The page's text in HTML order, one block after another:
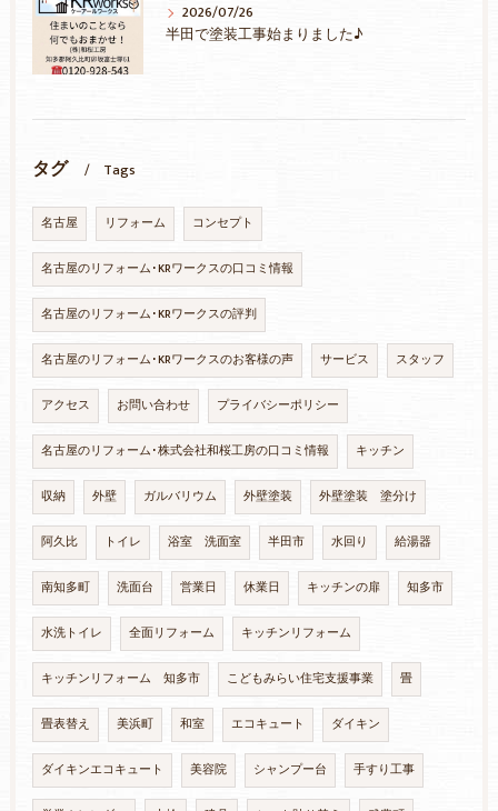
2026/07/26
半田で塗装工事始まりました♪
タグ Tags
名古屋 リフォーム コンセプト
名古屋のリフォーム･KRワークスの口コミ情報
名古屋のリフォーム･KRワークスの評判
名古屋のリフォーム･KRワークスのお客様の声 サービス スタッフ
アクセス お問い合わせ プライバシーポリシー
名古屋のリフォーム･株式会社和桜工房の口コミ情報 キッチン
収納 外壁 ガルバリウム 外壁塗装 外壁塗装 塗分け
阿久比 トイレ 浴室 洗面室 半田市 水回り 給湯器
南知多町 洗面台 営業日 休業日 キッチンの扉 知多市
水洗トイレ 全面リフォーム キッチンリフォーム
キッチンリフォーム 知多市 こどもみらい住宅支援事業 畳
畳表替え 美浜町 和室 エコキュート ダイキン
ダイキンエコキュート 美容院 シャンプー台 手すり工事